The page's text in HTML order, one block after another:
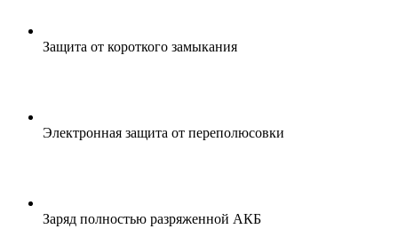
Защита от короткого замыкания
Электронная защита от переполюсовки
Заряд полностью разряженной АКБ